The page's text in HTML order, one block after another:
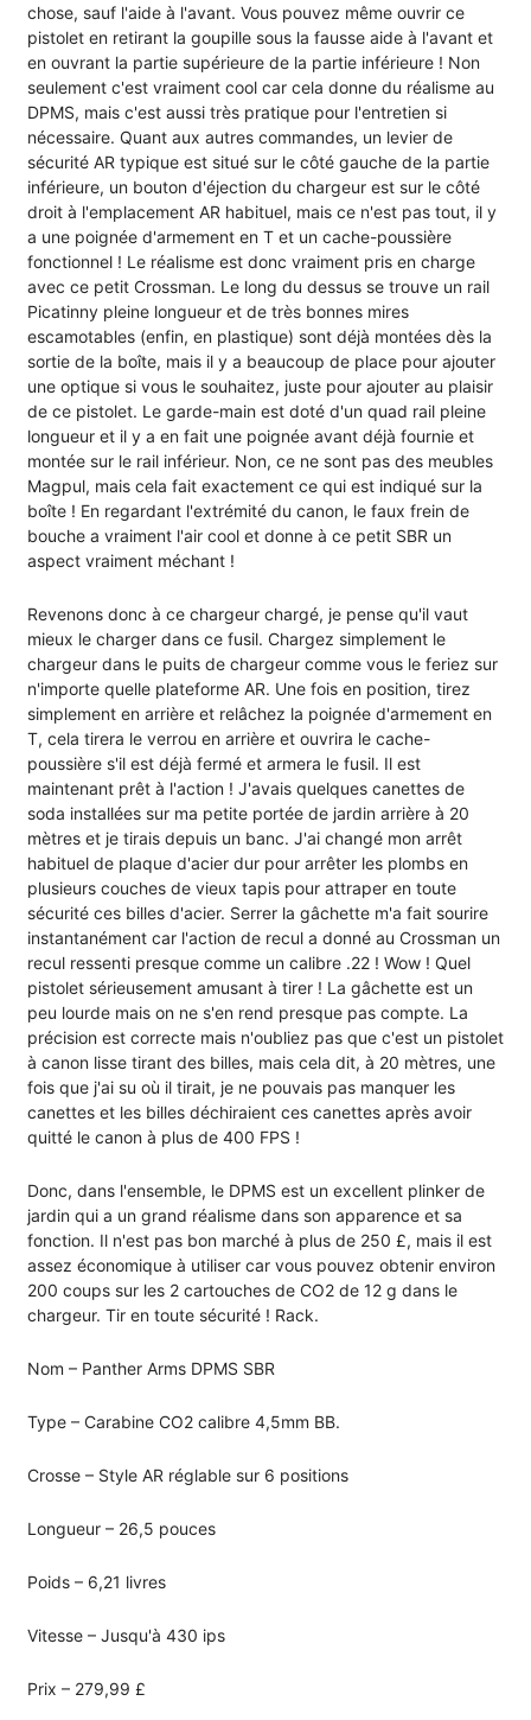
chose, sauf l'aide à l'avant. Vous pouvez même ouvrir ce
pistolet en retirant la goupille sous la fausse aide à l'avant et
en ouvrant la partie supérieure de la partie inférieure ! Non
seulement c'est vraiment cool car cela donne du réalisme au
DPMS, mais c'est aussi très pratique pour l'entretien si
nécessaire. Quant aux autres commandes, un levier de
sécurité AR typique est situé sur le côté gauche de la partie
inférieure, un bouton d'éjection du chargeur est sur le côté
droit à l'emplacement AR habituel, mais ce n'est pas tout, il y
a une poignée d'armement en T et un cache-poussière
fonctionnel ! Le réalisme est donc vraiment pris en charge
avec ce petit Crossman. Le long du dessus se trouve un rail
Picatinny pleine longueur et de très bonnes mires
escamotables (enfin, en plastique) sont déjà montées dès la
sortie de la boîte, mais il y a beaucoup de place pour ajouter
une optique si vous le souhaitez, juste pour ajouter au plaisir
de ce pistolet. Le garde-main est doté d'un quad rail pleine
longueur et il y a en fait une poignée avant déjà fournie et
montée sur le rail inférieur. Non, ce ne sont pas des meubles
Magpul, mais cela fait exactement ce qui est indiqué sur la
boîte ! En regardant l'extrémité du canon, le faux frein de
bouche a vraiment l'air cool et donne à ce petit SBR un
aspect vraiment méchant !
Revenons donc à ce chargeur chargé, je pense qu'il vaut
mieux le charger dans ce fusil. Chargez simplement le
chargeur dans le puits de chargeur comme vous le feriez sur
n'importe quelle plateforme AR. Une fois en position, tirez
simplement en arrière et relâchez la poignée d'armement en
T, cela tirera le verrou en arrière et ouvrira le cache-
poussière s'il est déjà fermé et armera le fusil. Il est
maintenant prêt à l'action ! J'avais quelques canettes de
soda installées sur ma petite portée de jardin arrière à 20
mètres et je tirais depuis un banc. J'ai changé mon arrêt
habituel de plaque d'acier dur pour arrêter les plombs en
plusieurs couches de vieux tapis pour attraper en toute
sécurité ces billes d'acier. Serrer la gâchette m'a fait sourire
instantanément car l'action de recul a donné au Crossman un
recul ressenti presque comme un calibre .22 ! Wow ! Quel
pistolet sérieusement amusant à tirer ! La gâchette est un
peu lourde mais on ne s'en rend presque pas compte. La
précision est correcte mais n'oubliez pas que c'est un pistolet
à canon lisse tirant des billes, mais cela dit, à 20 mètres, une
fois que j'ai su où il tirait, je ne pouvais pas manquer les
canettes et les billes déchiraient ces canettes après avoir
quitté le canon à plus de 400 FPS !
Donc, dans l'ensemble, le DPMS est un excellent plinker de
jardin qui a un grand réalisme dans son apparence et sa
fonction. Il n'est pas bon marché à plus de 250 £, mais il est
assez économique à utiliser car vous pouvez obtenir environ
200 coups sur les 2 cartouches de CO2 de 12 g dans le
chargeur. Tir en toute sécurité ! Rack.
Nom – Panther Arms DPMS SBR
Type – Carabine CO2 calibre 4,5mm BB.
Crosse – Style AR réglable sur 6 positions
Longueur – 26,5 pouces
Poids – 6,21 livres
Vitesse – Jusqu'à 430 ips
Prix – 279,99 £